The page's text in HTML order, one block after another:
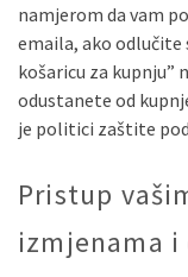
namjerom da vam
emaila, ako
košaricu za
odustanete od
je politici zaštite
Pristup
izmjenama